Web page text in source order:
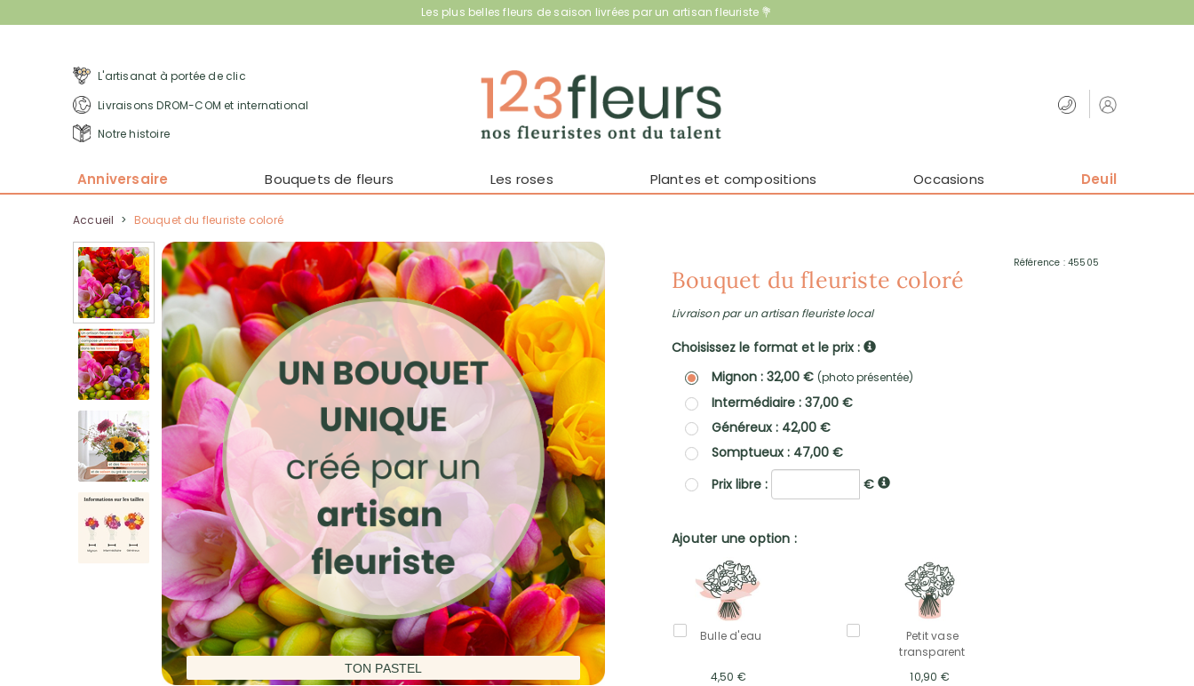
Les plus belles fleurs de saison livrées par un artisan fleuriste 💐
L'artisanat à portée de clic
Livraisons DROM-COM et international
Notre histoire
Anniversaire Bouquets de fleurs Les roses Plantes et compositions Occasions Deuil
Accueil > Bouquet du fleuriste coloré
TON PASTEL
Référence : 45505
Bouquet du fleuriste coloré
Livraison par un artisan fleuriste local
Choisissez le format et le prix :
Mignon : 32,00 € (photo présentée)
Intermédiaire : 37,00 €
Généreux : 42,00 €
Somptueux : 47,00 €
Prix libre :
€
Ajouter une option :
Bulle d'eau
4,50 €
Petit vase
transparent
10,90 €